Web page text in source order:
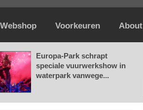
Webshop Voorkeuren About
Europa-Park schrapt
speciale vuurwerkshow in
waterpark vanwege...